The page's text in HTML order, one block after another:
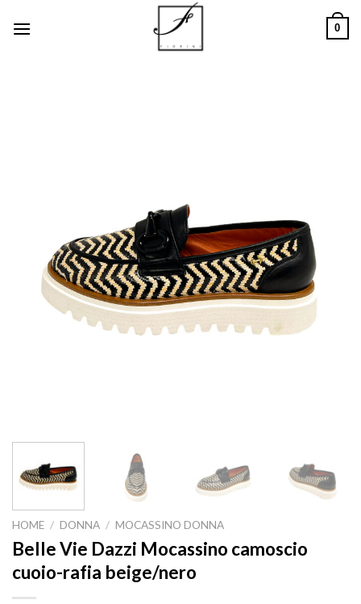
0
HOME / DONNA / MOCASSINO DONNA
Belle Vie Dazzi Mocassino camoscio
cuoio-rafia beige/nero